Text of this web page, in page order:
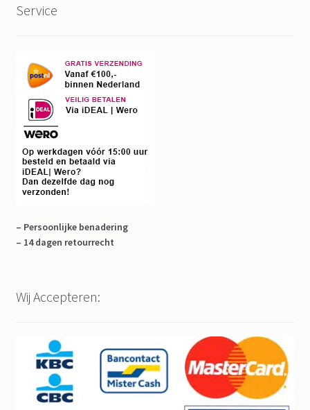
Service
– Persoonlijke benadering
– 14 dagen retourrecht
Wij Accepteren: